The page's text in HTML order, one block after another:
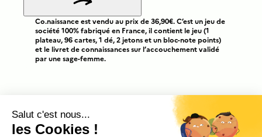
Co.naissance est vendu au prix de 36,90€. C’est un jeu de
société 100% fabriqué en France, il contient le jeu (1
plateau, 96 cartes, 1 dé, 2 jetons et un bloc-note points)
et le livret de connaissances sur l’accouchement validé
par une sage-femme.